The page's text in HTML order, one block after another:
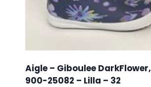
Aigle – Giboulee DarkFlower,
900-25082 – Lilla – 32